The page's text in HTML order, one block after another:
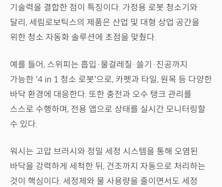
기술력을 결합한 점이 특징이다. 가정용 로봇 청소기와
달리, 세림로보틱스의 제품은 산업 및 대형 상업 공간을
위한 청소 자동화 솔루션에 초점을 맞췄다.
예를 들어, 스위피는 흡입·물걸레질·쓸기·진공까지
가능한 '4 in 1 청소 로봇'으로, 카펫과 타일, 원목 등 다양한
바닥 환경에 대응한다. 또한 충전과 오수 탱크 관리를
스스로 수행하며, 전용 앱으로 상태를 실시간 모니터링할
수 있다.
워시는 고압 브러시와 정밀 세정 시스템을 통해 오염된
바닥을 강력하게 세척한 뒤, 건조까지 자동으로 처리하는
것이 핵심이다. 세정제와 물 사용량을 줄이면서도 세정